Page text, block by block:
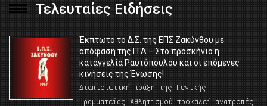
Τελευταίες Ειδήσεις
Έκπτωτο το Δ.Σ. της ΕΠΣ Ζακύνθου με
απόφαση της ΓΓΑ – Στο προσκήνιο η
καταγγελία Ραυτόπουλου και οι επόμενες
κινήσεις της Ένωσης!
Διαπιστωτική πράξη της Γενικής
Γραμματείας Αθλητισμού προκαλεί ανατροπές